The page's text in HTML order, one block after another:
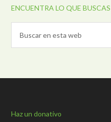
ENCUENTRA LO QUE BUSCAS
Haz un donativo